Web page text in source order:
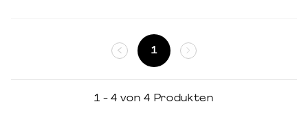
1
1 - 4 von 4 Produkten